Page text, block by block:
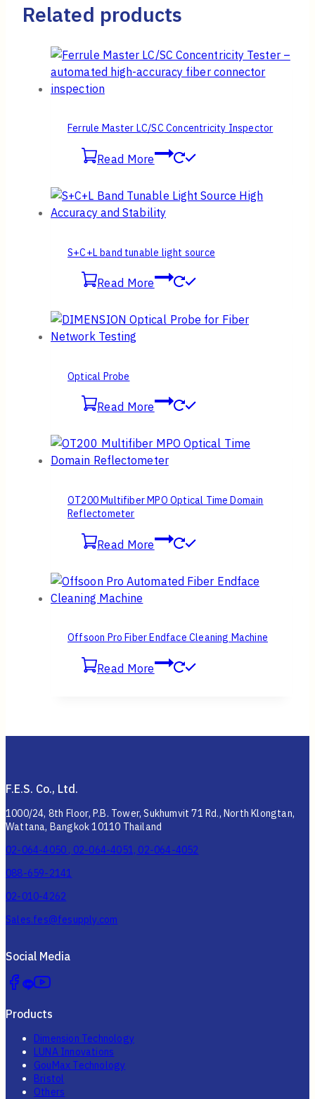
Related products
Ferrule Master LC/SC Concentricity Inspector
Read More
S+C+L band tunable light source
Read More
Optical Probe
Read More
OT200 Multifiber MPO Optical Time Domain
Reflectometer
Read More
Offsoon Pro Fiber Endface Cleaning Machine
Read More
F.E.S. Co., Ltd.
1000/24, 8th Floor, P.B. Tower, Sukhumvit 71 Rd., North Klongtan,
Wattana, Bangkok 10110 Thailand
02-064-4050 , 02-064-4051, 02-064-4052
088-659-2141
02-010-4262
Sales.fes@fesupply.com
Social Media
Products
Dimension Technology
LUNA Innovations
GouMax Technology
Bristol
Others